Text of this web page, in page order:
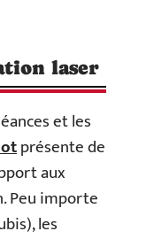
laser
et les
présente de
aux
Peu importe
les